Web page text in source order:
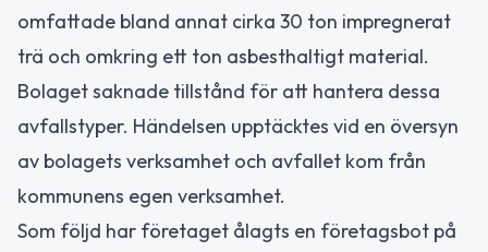
omfattade bland annat cirka 30 ton impregnerat
trä och omkring ett ton asbesthaltigt material.
Bolaget saknade tillstånd för att hantera dessa
avfallstyper. Händelsen upptäcktes vid en översyn
av bolagets verksamhet och avfallet kom från
kommunens egen verksamhet.
Som följd har företaget ålagts en företagsbot på